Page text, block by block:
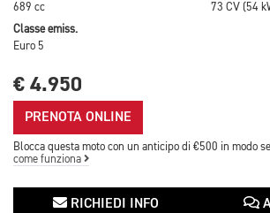
689 cc
73 CV (54
Classe emiss.
Euro 5
€ 4.950
PRENOTA ONLINE
Blocca questa moto con un anticipo di €500 in modo
come funziona
RICHIEDI INFO